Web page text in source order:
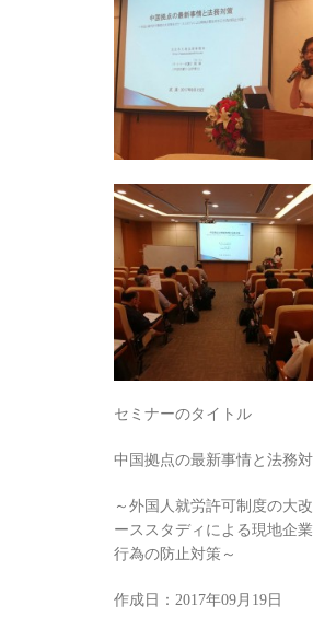
セミナーのタイトル
中国拠点の最新事情と法務
～外国人就労許可制度の大
ーススタディによる現地企
行為の防止対策～
作成日：2017年09月19日